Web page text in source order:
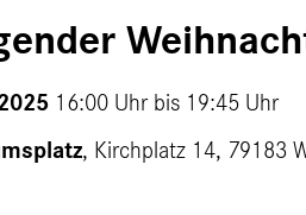
16:00 Uhr bis 19:45 Uhr
, Kirchplatz 14, 79183